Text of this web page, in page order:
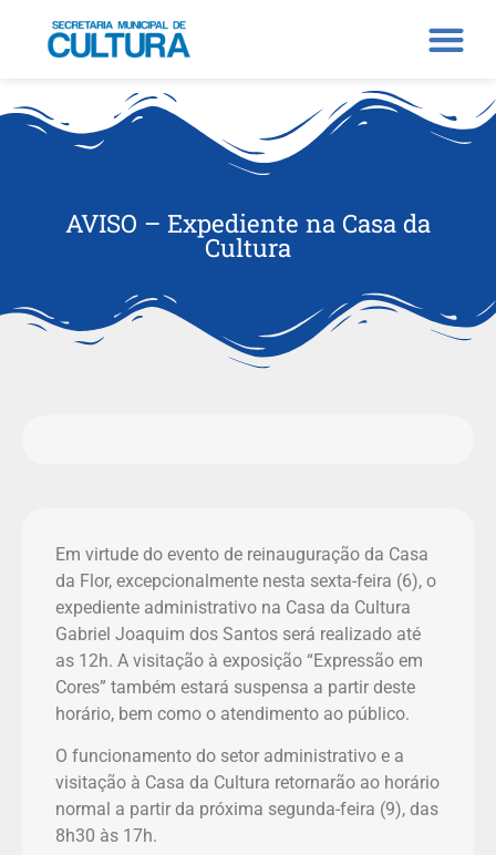
AVISO – Expediente na Casa da
Cultura
Em virtude do evento de reinauguração da Casa
da Flor, excepcionalmente nesta sexta-feira (6), o
expediente administrativo na Casa da Cultura
Gabriel Joaquim dos Santos será realizado até
as 12h. A visitação à exposição “Expressão em
Cores” também estará suspensa a partir deste
horário, bem como o atendimento ao público.
O funcionamento do setor administrativo e a
visitação à Casa da Cultura retornarão ao horário
normal a partir da próxima segunda-feira (9), das
8h30 às 17h.